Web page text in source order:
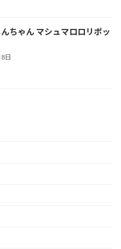
ちゃん マシュマロロリポッ
日